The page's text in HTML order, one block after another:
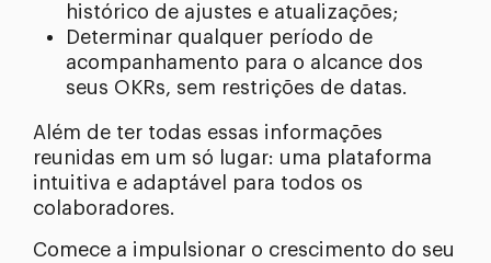
histórico de ajustes e atualizações;
Determinar qualquer período de
acompanhamento para o alcance dos
seus OKRs, sem restrições de datas.
Além de ter todas essas informações
reunidas em um só lugar: uma plataforma
intuitiva e adaptável para todos os
colaboradores.
Comece a impulsionar o crescimento do seu